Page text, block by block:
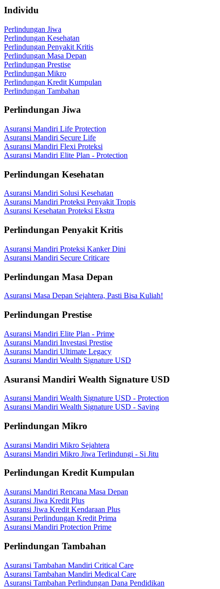
Individu
Perlindungan Jiwa
Perlindungan Kesehatan
Perlindungan Penyakit Kritis
Perlindungan Masa Depan
Perlindungan Prestise
Perlindungan Mikro
Perlindungan Kredit Kumpulan
Perlindungan Tambahan
Perlindungan Jiwa
Asuransi Mandiri Life Protection
Asuransi Mandiri Secure Life
Asuransi Mandiri Flexi Proteksi
Asuransi Mandiri Elite Plan - Protection
Perlindungan Kesehatan
Asuransi Mandiri Solusi Kesehatan
Asuransi Mandiri Proteksi Penyakit Tropis
Asuransi Kesehatan Proteksi Ekstra
Perlindungan Penyakit Kritis
Asuransi Mandiri Proteksi Kanker Dini
Asuransi Mandiri Secure Criticare
Perlindungan Masa Depan
Asuransi Masa Depan Sejahtera, Pasti Bisa Kuliah!
Perlindungan Prestise
Asuransi Mandiri Elite Plan - Prime
Asuransi Mandiri Investasi Prestise
Asuransi Mandiri Ultimate Legacy
Asuransi Mandiri Wealth Signature USD
Asuransi Mandiri Wealth Signature USD
Asuransi Mandiri Wealth Signature USD - Protection
Asuransi Mandiri Wealth Signature USD - Saving
Perlindungan Mikro
Asuransi Mandiri Mikro Sejahtera
Asuransi Mandiri Mikro Jiwa Terlindungi - Si Jitu
Perlindungan Kredit Kumpulan
Asuransi Mandiri Rencana Masa Depan
Asuransi Jiwa Kredit Plus
Asuransi Jiwa Kredit Kendaraan Plus
Asuransi Perlindungan Kredit Prima
Asuransi Mandiri Protection Prime
Perlindungan Tambahan
Asuransi Tambahan Mandiri Critical Care
Asuransi Tambahan Mandiri Medical Care
Asuransi Tambahan Perlindungan Dana Pendidikan